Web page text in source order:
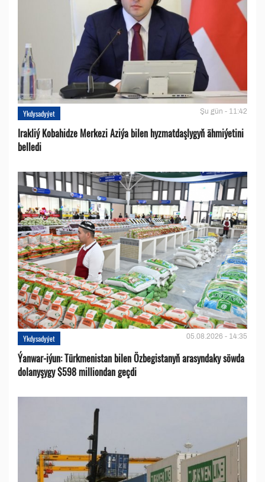
Ykdysadyýet Şu gün - 11:42
Irakliý Kobahidze Merkezi Aziýa bilen hyzmatdaşlygyň ähmiýetini
belledi
Ykdysadyýet 05.08.2026 - 14:35
Ýanwar-iýun: Türkmenistan bilen Özbegistanyň arasyndaky söwda
dolanyşygy $598 milliondan geçdi